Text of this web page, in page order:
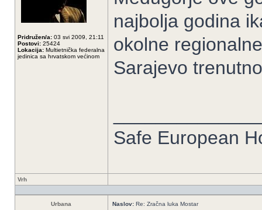
Pridružen/a: 03 svi 2009, 21:11
Postovi: 25424
Lokacija: Multietnička federalna
jedinica sa hrvatskom većinom
najbolja godina
okolne
Sarajevo
Safe European
Vrh
Urbana Naslov: Re: Zračna luka Mostar